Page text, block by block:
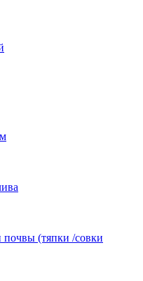
почвы (тяпки /совки